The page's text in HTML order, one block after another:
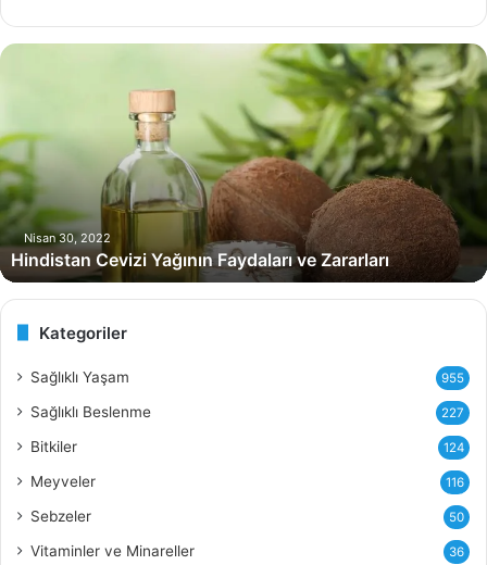
H
i
s
t
a
e
Nisan 30, 2022
Hindistan Cevizi Yağının Faydaları ve Zararları
Kategoriler
Sağlıklı Yaşam 955
Sağlıklı Beslenme 227
Bitkiler 124
Meyveler 116
Sebzeler 50
Vitaminler ve Minareller 36